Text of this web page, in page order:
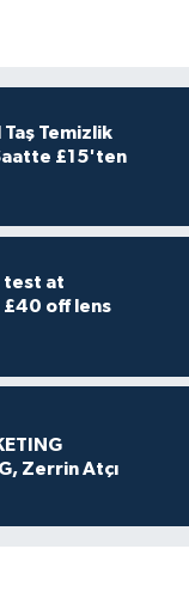
Temizlik
£15'ten
test at
off lens
Zerrin Atçı